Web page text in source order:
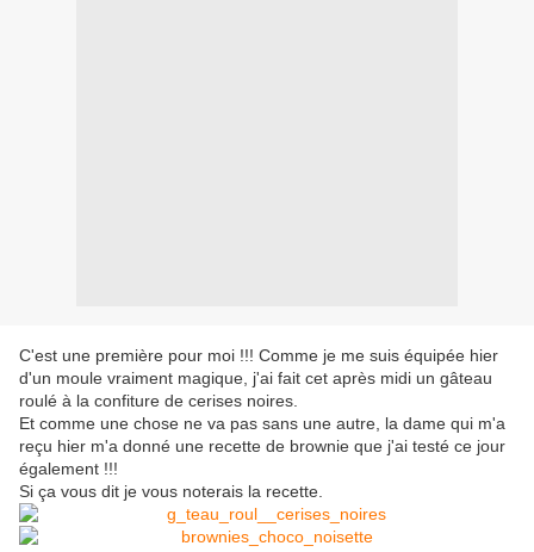
C'est une première pour moi !!! Comme je me suis équipée hier
d'un moule vraiment magique, j'ai fait cet après midi un gâteau
roulé à la confiture de cerises noires.
Et comme une chose ne va pas sans une autre, la dame qui m'a
reçu hier m'a donné une recette de brownie que j'ai testé ce jour
également !!!
Si ça vous dit je vous noterais la recette.